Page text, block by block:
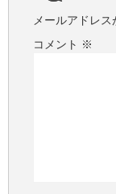
メールアドレス
コメント ※